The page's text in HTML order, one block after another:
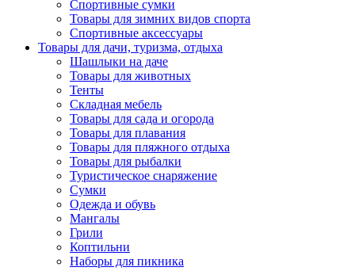
Спортивные сумки
Товары для зимних видов спорта
Спортивные аксессуары
Товары для дачи, туризма, отдыха
Шашлыки на даче
Товары для животных
Тенты
Складная мебель
Товары для сада и огорода
Товары для плавания
Товары для пляжного отдыха
Товары для рыбалки
Туристическое снаряжение
Сумки
Одежда и обувь
Мангалы
Грили
Коптильни
Наборы для пикника